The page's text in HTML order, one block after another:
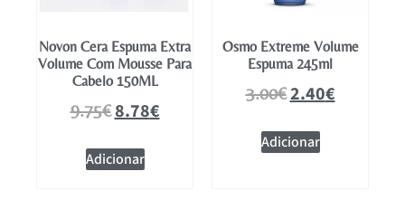
Novon Cera Espuma Extra
Volume Com Mousse Para
Cabelo 150ML
9.75€8.78€
Adicionar
Osmo Extreme Volume
Espuma 245ml
3.00€2.40€
Adicionar